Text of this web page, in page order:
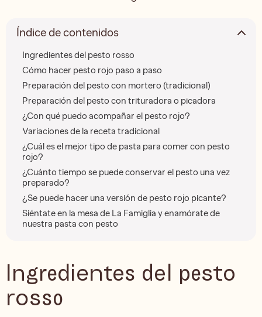
Índice de contenidos
Ingredientes del pesto rosso
Cómo hacer pesto rojo paso a paso
Preparación del pesto con mortero (tradicional)
Preparación del pesto con trituradora o picadora
¿Con qué puedo acompañar el pesto rojo?
Variaciones de la receta tradicional
¿Cuál es el mejor tipo de pasta para comer con pesto
rojo?
¿Cuánto tiempo se puede conservar el pesto una vez
preparado?
¿Se puede hacer una versión de pesto rojo picante?
Siéntate en la mesa de La Famiglia y enamórate de
nuestra pasta con pesto
Ingredientes del pesto
rosso